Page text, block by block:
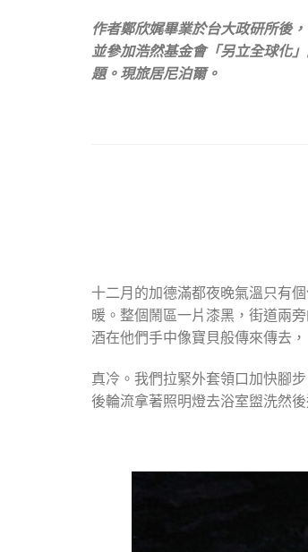
作者鄭欣娓畢業於台大政研所後
並參加浩然基金會「另立全球化
題。現旅居尼泊爾。
十二月的加德滿都夜晚氣溫只有
暖。整個鬧區一片漆黑，街道兩
酒在他們手中像寶貝般傳來傳去
真冷。我們拉緊外套領口加快腳
後輪流拿著照明燈去浴室盥洗然